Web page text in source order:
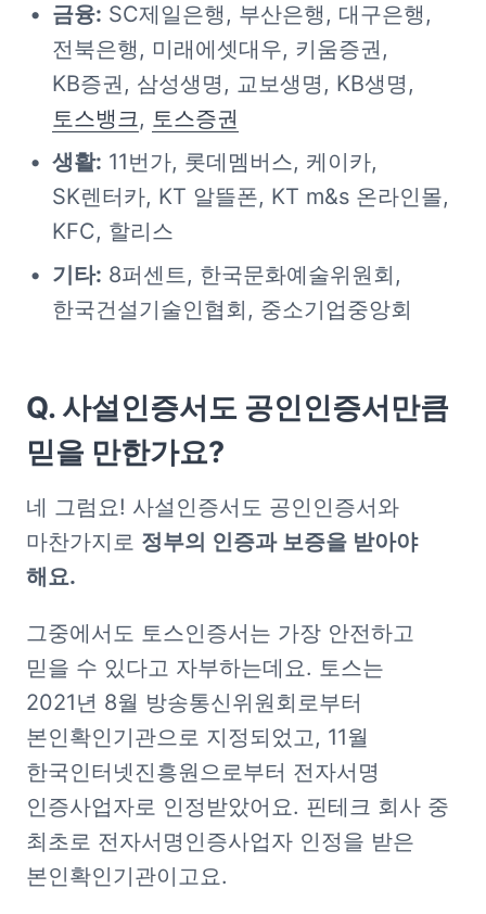
금융: SC제일은행, 부산은행, 대구은행,
전북은행, 미래에셋대우, 키움증권,
토스뱅크, 토스증권
생활: 11번가, 롯데멤버스, 케이카,
SK렌터카, KT 알뜰폰, KT m&s 온라인몰,
KFC, 할리스
기타: 8퍼센트, 한국문화예술위원회,
한국건설기술인협회, 중소기업중앙회
Q. 사설인증서도 공인인증서만큼
믿을 만한가요?
네 그럼요! 사설인증서도 공인인증서와
마찬가지로 정부의 인증과 보증을 받아야
해요.
그중에서도 토스인증서는 가장 안전하고
믿을 수 있다고 자부하는데요. 토스는
2021년 8월 방송통신위원회로부터
본인확인기관으로 지정되었고, 11월
한국인터넷진흥원으로부터 전자서명
인증사업자로 인정받았어요. 핀테크 회사 중
최초로 전자서명인증사업자 인정을 받은
본인확인기관이고요.